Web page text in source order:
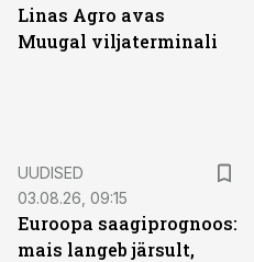
Linas Agro avas
Muugal viljaterminali
UUDISED
03.08.26, 09:15
Euroopa saagiprognoos:
mais langeb järsult,